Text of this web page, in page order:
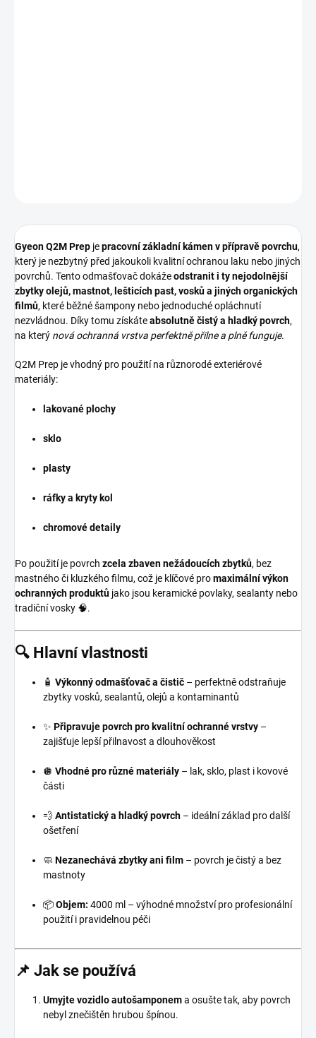
Gyeon Q2M Prep jepracovní základní kámen v přípravě povrchu,
který je nezbytný před jakoukoli kvalitní ochranou laku nebo jiných
povrchů. Tento odmašťovač dokážeodstranit i ty nejodolnější
zbytky olejů, mastnot, lešticích past, vosků a jiných organických
filmů, které běžné šampony nebo jednoduché opláchnutí
nezvládnou. Díky tomu získáteabsolutně čistý a hladký povrch,
na který nová ochranná vrstva perfektně přilne a plně funguje.
Q2M Prep je vhodný pro použití na různorodé exteriérové
materiály:
lakované plochy
sklo
plasty
ráfky a kryty kol
chromové detaily
Po použití je povrch zcela zbaven nežádoucích zbytků, bez
mastného či kluzkého filmu, což je klíčové promaximální výkon
ochranných produktů jako jsou keramické povlaky, sealanty nebo
tradiční vosky 🧠.
🔍 Hlavní vlastnosti
🧴 Výkonný odmašťovač a čistič – perfektně odstraňuje
zbytky vosků, sealantů, olejů a kontaminantů
✨ Připravuje povrch pro kvalitní ochranné vrstvy –
zajišťuje lepší přilnavost a dlouhověkost
🪩 Vhodné pro různé materiály – lak, sklo, plast i kovové
části
💨Antistatický a hladký povrch – ideální základ pro další
ošetření
🧼 Nezanechává zbytky ani film – povrch je čistý a bez
mastnoty
📦Objem: 4000 ml – výhodné množství pro profesionální
použití i pravidelnou péči
📌 Jak se používá
Umyjte vozidlo autošamponema osušte tak, aby povrch
nebyl znečištěn hrubou špínou.